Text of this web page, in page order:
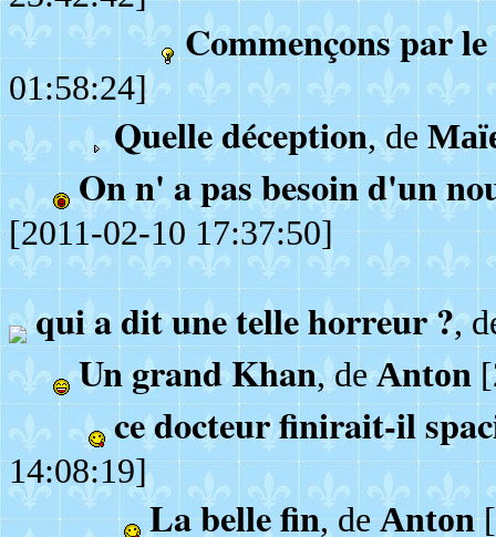
Commençons par
01:58:24]
Quelle déception, de
On n' a pas besoin d'un
[2011-02-10 17:37:50]
qui a dit une telle horreur ?,
Un grand Khan, deAnton
ce docteur finirait-il
14:08:19]
La belle fin, de Anton